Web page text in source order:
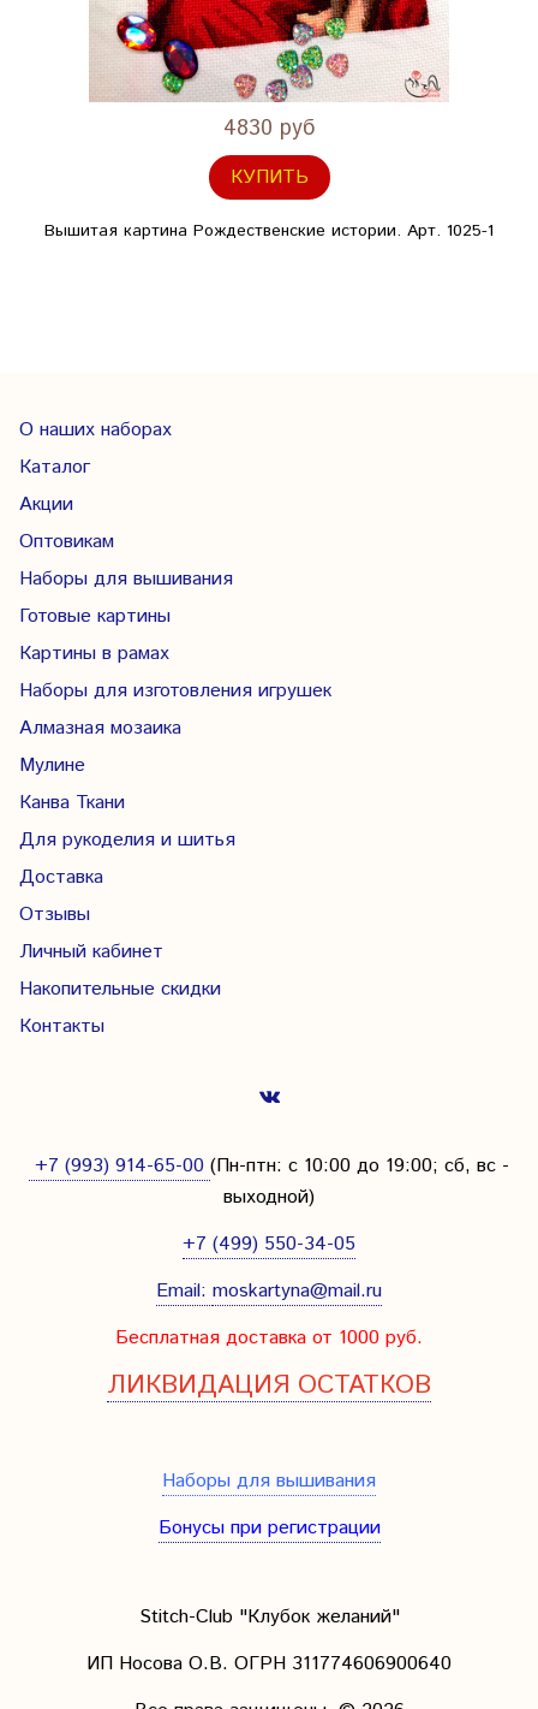
4830 руб
КУПИТЬ
Вышитая картина Рождественские истории. Арт. 1025-1
О наших наборах
Каталог
Акции
Оптовикам
Наборы для вышивания
Готовые картины
Картины в рамах
Наборы для изготовления игрушек
Алмазная мозаика
Мулине
Канва Ткани
Для рукоделия и шитья
Доставка
Отзывы
Личный кабинет
Накопительные скидки
Контакты
+7 (993) 914-65-00 (Пн-птн: с 10:00 до 19:00; сб, вс -
выходной)
+7 (499) 550-34-05
Email: moskartyna@mail.ru
Бесплатная доставка от 1000 руб.
ЛИКВИДАЦИЯ ОСТАТКОВ
Наборы для вышивания
Бонусы при регистрации
Stitch-Club "Клубок желаний"
ИП Носова О.В. ОГРН 311774606900640